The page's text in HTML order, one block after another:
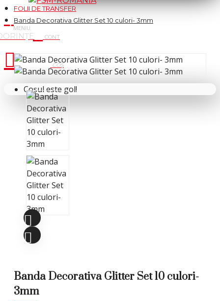
Cosul tau
Coșul este gol!
FOLII DE TRANSFER
Banda Decorativa Glitter Set 10 culori- 3mm
Banda Decorativa Glitter Set 10 culori-
3mm